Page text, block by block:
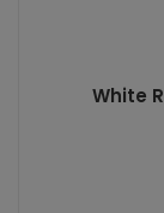
White